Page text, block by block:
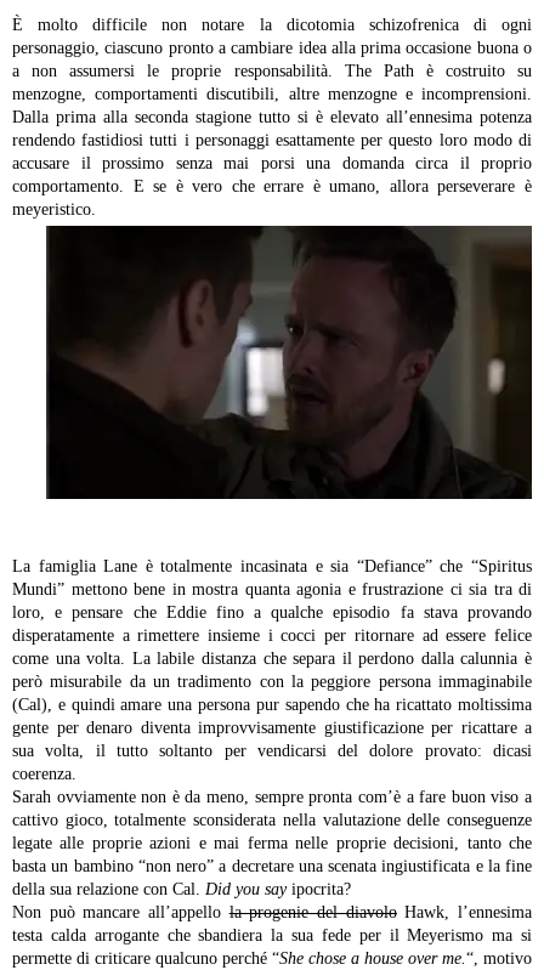
È molto difficile non notare la dicotomia schizofrenica di ogni
personaggio, ciascuno pronto a cambiare idea alla prima occasione buona o
a non assumersi le proprie responsabilità. The Path è costruito su
menzogne, comportamenti discutibili, altre menzogne e incomprensioni.
Dalla prima alla seconda stagione tutto si è elevato all’ennesima potenza
rendendo fastidiosi tutti i personaggi esattamente per questo loro modo di
accusare il prossimo senza mai porsi una domanda circa il proprio
comportamento. E se è vero che errare è umano, allora perseverare è
meyeristico.
La famiglia Lane è totalmente incasinata e sia “Defiance” che “Spiritus
Mundi” mettono bene in mostra quanta agonia e frustrazione ci sia tra di
loro, e pensare che Eddie fino a qualche episodio fa stava provando
disperatamente a rimettere insieme i cocci per ritornare ad essere felice
come una volta. La labile distanza che separa il perdono dalla calunnia è
però misurabile da un tradimento con la peggiore persona immaginabile
(Cal), e quindi amare una persona pur sapendo che ha ricattato moltissima
gente per denaro diventa improvvisamente giustificazione per ricattare a
sua volta, il tutto soltanto per vendicarsi del dolore provato: dicasi
coerenza.
Sarah ovviamente non è da meno, sempre pronta com’è a fare buon viso a
cattivo gioco, totalmente sconsiderata nella valutazione delle conseguenze
legate alle proprie azioni e mai ferma nelle proprie decisioni, tanto che
basta un bambino “non nero” a decretare una scenata ingiustificata e la fine
della sua relazione con Cal. Did you sayipocrita?
Non può mancare all’appellola progenie del diavoloHawk, l’ennesima
testa calda arrogante che sbandiera la sua fede per il Meyerismo ma si
permette di criticare qualcuno perché “She chose a house over me. “, motivo